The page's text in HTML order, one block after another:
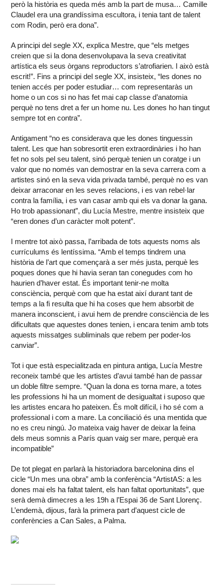
però la història es queda més amb la part de musa… Camille
Claudel era una grandíssima escultora, i tenia tant de talent
com Rodin, però era dona”.
A principi del segle XX, explica Mestre, que “els metges
creien que si la dona desenvolupava la seva creativitat
artística els seus òrgans reproductors s’atrofiarien. I això està
escrit!”. Fins a principi del segle XX, insisteix, “les dones no
tenien accés per poder estudiar… com representaràs un
home o un cos si no has fet mai cap classe d’anatomia
perquè no tens dret a fer un home nu. Les dones ho han tingut
sempre tot en contra”.
Antigament “no es considerava que les dones tinguessin
talent. Les que han sobresortit eren extraordinàries i ho han
fet no sols pel seu talent, sinó perquè tenien un coratge i un
valor que no només van demostrar en la seva carrera com a
artistes sinó en la seva vida privada també, perquè no es van
deixar arraconar en les seves relacions, i es van rebel·lar
contra la família, i es van casar amb qui els va donar la gana.
Ho trob apassionant”, diu Lucía Mestre, mentre insisteix que
“eren dones d’un caràcter molt potent”.
I mentre tot això passa, l’arribada de tots aquests noms als
currículums és lentíssima. “Amb el temps tindrem una
història de l’art que començarà a ser més justa, perquè les
poques dones que hi havia seran tan conegudes com ho
haurien d’haver estat. És important tenir-ne molta
consciència, perquè com que ha estat així durant tant de
temps a la fi resulta que hi ha coses que hem absorbit de
manera inconscient, i avui hem de prendre consciència de les
dificultats que aquestes dones tenien, i encara tenim amb tots
aquests missatges subliminals que rebem per poder-los
canviar”.
Tot i que està especialitzada en pintura antiga, Lucía Mestre
reconeix també que les artistes d’avui també han de passar
un doble filtre sempre. “Quan la dona es torna mare, a totes
les professions hi ha un moment de desigualtat i suposo que
les artistes encara ho pateixen. És molt difícil, i ho sé com a
professional i com a mare. La conciliació és una mentida que
no es creu ningú. Jo mateixa vaig haver de deixar la feina
dels meus somnis a París quan vaig ser mare, perquè era
incompatible”
De tot plegat en parlarà la historiadora barcelonina dins el
cicle “Un mes una obra” amb la conferència “ArtistAS: a les
dones mai els ha faltat talent, els han faltat oportunitats”, que
serà demà dimecres a les 19h a l’Espai 36 de Sant Llorenç.
L’endemà, dijous, farà la primera part d’aquest cicle de
conferències a Can Sales, a Palma.